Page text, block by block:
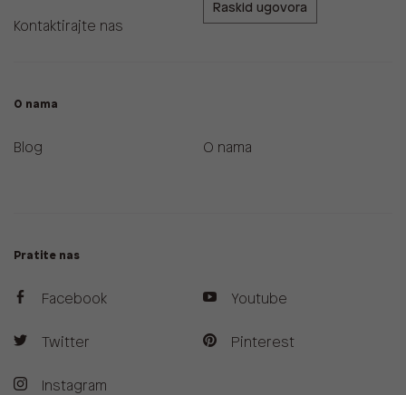
Kontaktirajte nas
Raskid ugovora
O nama
Blog O nama
Pratite nas
Facebook
Twitter
Instagram
Youtube
Pinterest